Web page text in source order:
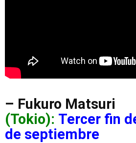
– Fukuro Matsuri
(Tokio): Tercer fin
de septiembre